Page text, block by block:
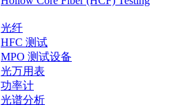
光纤
HFC 测试
MPO 测试设备
光万用表
功率计
光谱分析